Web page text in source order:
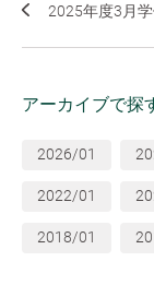
2025年度3月学
アーカイブで探
2026/01
2022/01
2018/01